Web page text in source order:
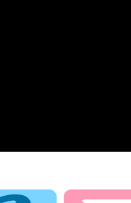
電話でお問合せ